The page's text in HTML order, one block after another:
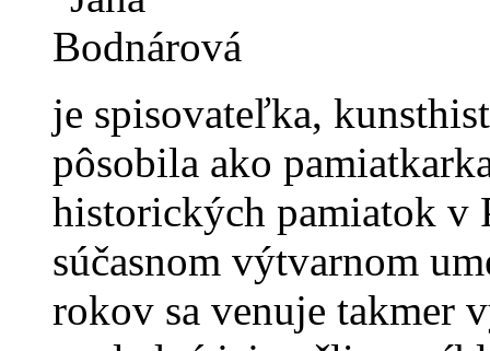
je spisovateľka,
pôsobila ako
historických pamiatok v
súčasnom výtvarnom
rokov sa venuje takmer